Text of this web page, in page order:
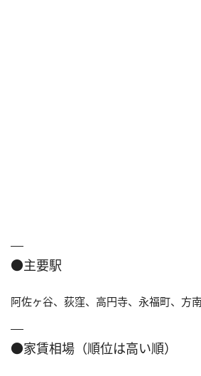
●主要駅
阿佐ヶ谷、荻窪、高円寺、永福町、方
●家賃相場（順位は高い順）